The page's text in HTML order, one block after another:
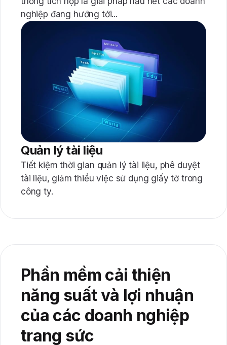
nghiệp đang hướng tới...
Quản lý tài liệu
Tiết kiệm thời gian quản lý tài liệu, phê duyệt
tài liệu, giảm thiểu việc sử dụng giấy tờ trong
công ty.
Phần mềm cải thiện
năng suất và lợi nhuận
của các doanh nghiệp
trang sức